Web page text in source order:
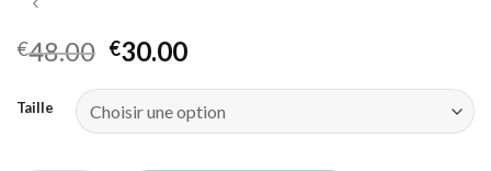
€48.00 €30.00
Taille